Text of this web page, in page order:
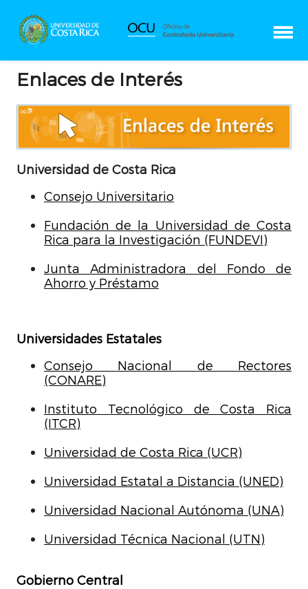
Enlaces de Interés
Universidad de Costa Rica
Consejo Universitario
Fundación de la Universidad de Costa
Rica para la Investigación (FUNDEVI)
Junta Administradora del Fondo de
Ahorro y Préstamo
Universidades Estatales
Consejo Nacional de Rectores
(CONARE)
Instituto Tecnológico de Costa Rica
(ITCR)
Universidad de Costa Rica (UCR)
Universidad Estatal a Distancia (UNED)
Universidad Nacional Autónoma (UNA)
Universidad Técnica Nacional (UTN)
Gobierno Central